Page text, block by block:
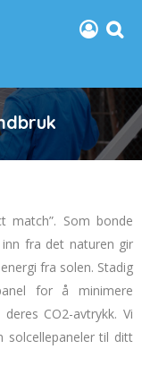
match”. Som bonde
fra det naturen gir
fra solen. Stadig
for å minimere
CO2-avtrykk. Vi
til ditt